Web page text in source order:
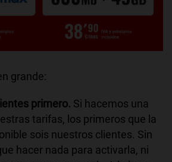
grande:
primero. Si hacemos una
tarifas, los primeros que la
sois nuestros clientes. Sin
hacer nada para activarla, ni